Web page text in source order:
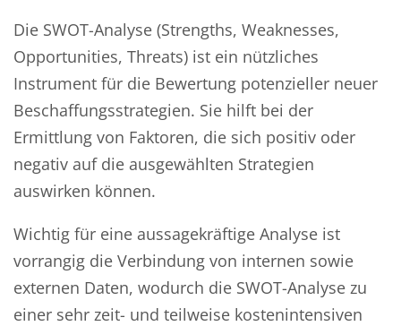
Die SWOT-Analyse (Strengths, Weaknesses,
Opportunities, Threats) ist ein nützliches
Instrument für die Bewertung potenzieller neuer
Beschaffungsstrategien. Sie hilft bei der
Ermittlung von Faktoren, die sich positiv oder
negativ auf die ausgewählten Strategien
auswirken können.
Wichtig für eine aussagekräftige Analyse ist
vorrangig die Verbindung von internen sowie
externen Daten, wodurch die SWOT-Analyse zu
einer sehr zeit- und teilweise kostenintensiven